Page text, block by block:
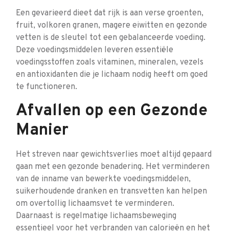
Een gevarieerd dieet dat rijk is aan verse groenten,
fruit, volkoren granen, magere eiwitten en gezonde
vetten is de sleutel tot een gebalanceerde voeding.
Deze voedingsmiddelen leveren essentiële
voedingsstoffen zoals vitaminen, mineralen, vezels
en antioxidanten die je lichaam nodig heeft om goed
te functioneren.
Afvallen op een Gezonde
Manier
Het streven naar gewichtsverlies moet altijd gepaard
gaan met een gezonde benadering. Het verminderen
van de inname van bewerkte voedingsmiddelen,
suikerhoudende dranken en transvetten kan helpen
om overtollig lichaamsvet te verminderen.
Daarnaast is regelmatige lichaamsbeweging
essentieel voor het verbranden van calorieën en het